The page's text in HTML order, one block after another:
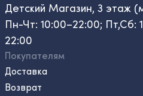
Детский Магазин, 3 этаж
Пн-Чт: 10:00–22:00; Пт,Сб:
22:00
Покупателям
Доставка
Возврат